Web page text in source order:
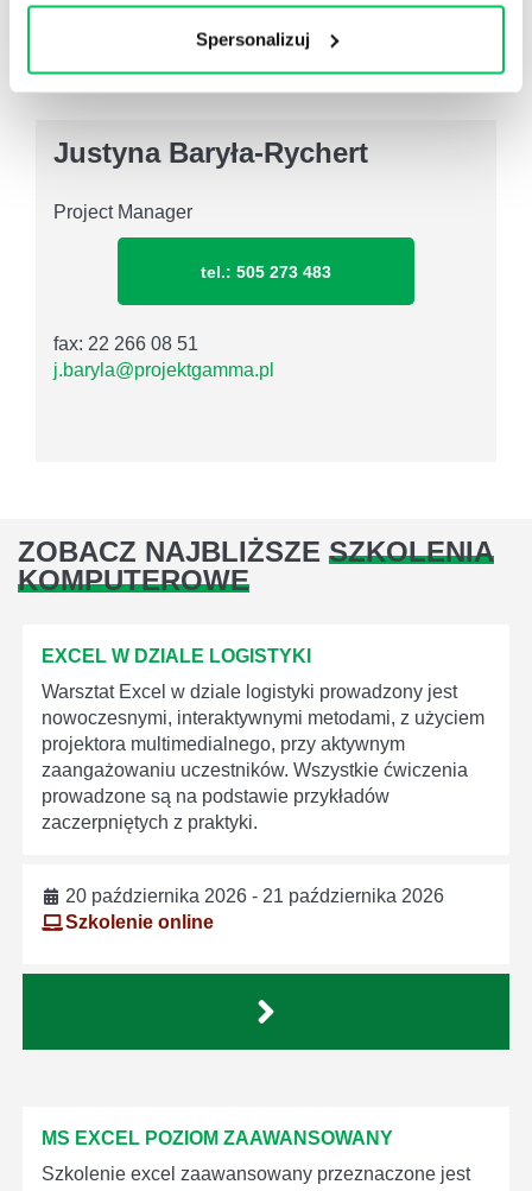
Spersonalizuj
PRZYPOMNIJ MI O SZKOLENIU
Justyna Baryła-Rychert
Project Manager
tel.: 505 273 483
fax: 22 266 08 51
j.baryla@projektgamma.pl
ZOBACZ NAJBLIŻSZE SZKOLENIA
KOMPUTEROWE
EXCEL W DZIALE LOGISTYKI
Warsztat Excel w dziale logistyki prowadzony jest
nowoczesnymi, interaktywnymi metodami, z użyciem
projektora multimedialnego, przy aktywnym
zaangażowaniu uczestników. Wszystkie ćwiczenia
prowadzone są na podstawie przykładów
zaczerpniętych z praktyki.
20 października 2026 - 21 października 2026
Szkolenie online
MS EXCEL POZIOM ZAAWANSOWANY
Szkolenie excel zaawansowany przeznaczone jest